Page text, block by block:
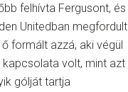
felhívta Fergusont, és
Unitedban megfordult
formált azzá, aki végül
kapcsolata volt, mint azt
gólját tartja